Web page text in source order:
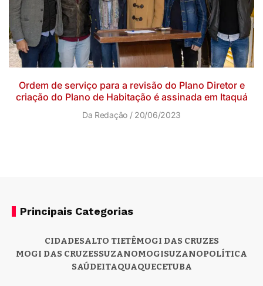
Ordem de serviço para a revisão do Plano Diretor e
criação do Plano de Habitação é assinada em Itaquá
Da Redação 20/06/2023
Principais Categorias
CIDADESALTO TIETÊMOGI DAS CRUZES
MOGI DAS CRUZESSUZANOMOGISUZANOPOLÍTICA
SAÚDEITAQUAQUECETUBA